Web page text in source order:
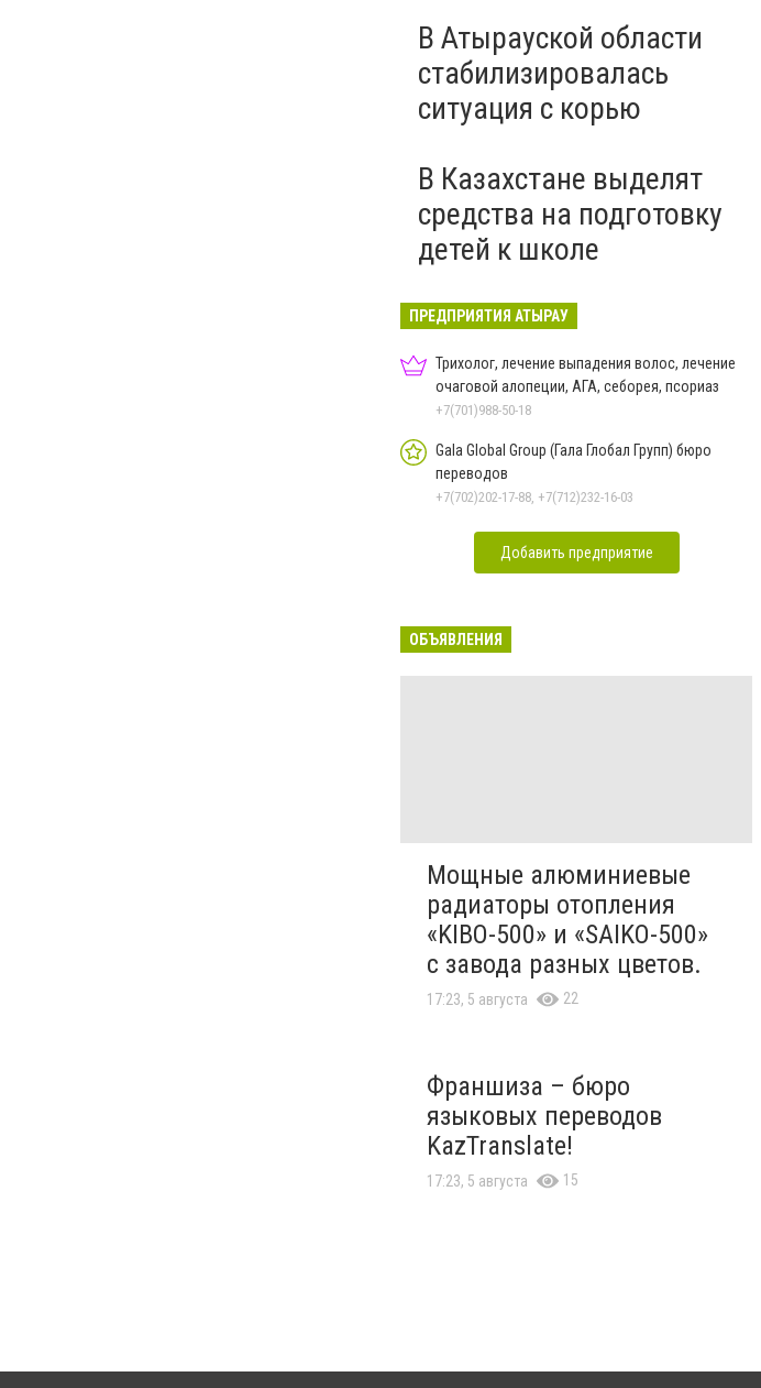
В Атырауской области
стабилизировалась
ситуация с корью
В Казахстане выделят
средства на подготовку
детей к школе
ПРЕДПРИЯТИЯ АТЫРАУ
Трихолог, лечение выпадения волос, лечение
очаговой алопеции, АГА, себорея, псориаз
+7(701)988-50-18
Gala Global Group (Гала Глобал Групп) бюро
переводов
+7(702)202-17-88, +7(712)232-16-03
Добавить предприятие
ОБЪЯВЛЕНИЯ
Мощные алюминиевые
радиаторы отопления
«KIBO-500» и «SAIKO-500»
с завода разных цветов.
17:23, 5 августа 22
Франшиза – бюро
языковых переводов
KazTranslate!
17:23, 5 августа 15